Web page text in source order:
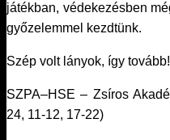
játékban, védekezésben
győzelemmel kezdtünk.
Szép volt lányok, így tovább!
SZPA–HSE – Zsíros
24, 11-12, 17-22)